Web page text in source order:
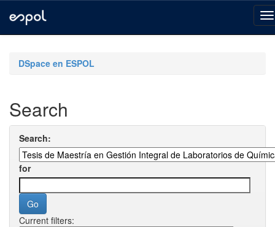
navigationDSpace en ESPOL
Search
Search:
for
Current filters: